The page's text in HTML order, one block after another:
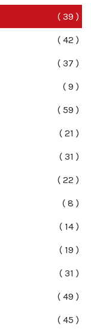
39
42
37
9
59
21
31
22
8
14
19
31
49
45